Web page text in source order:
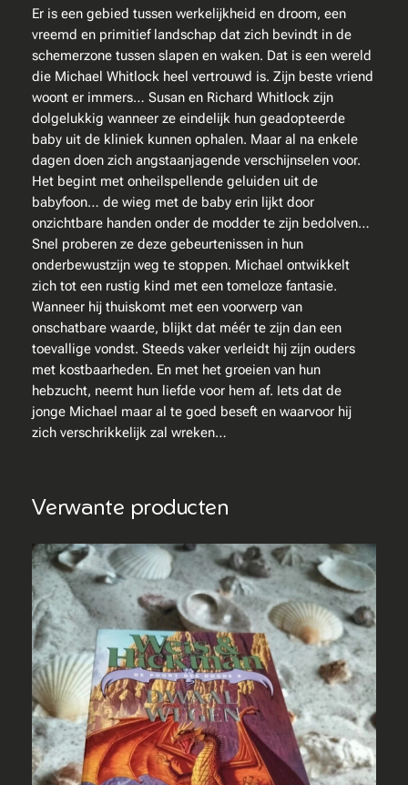
t
o
c
k
–
S
c
h
e
m
e
r
z
o
n
e
a
a
n
t
a
Er is een gebied tussen werkelijkheid en droom, een
vreemd en primitief landschap dat zich bevindt in de
schemerzone tussen slapen en waken. Dat is een wereld
die Michael Whitlock heel vertrouwd is. Zijn beste vriend
woont er immers… Susan en Richard Whitlock zijn
dolgelukkig wanneer ze eindelijk hun geadopteerde
baby uit de kliniek kunnen ophalen. Maar al na enkele
dagen doen zich angstaanjagende verschijnselen voor.
Het begint met onheilspellende geluiden uit de
babyfoon… de wieg met de baby erin lijkt door
onzichtbare handen onder de modder te zijn bedolven…
Snel proberen ze deze gebeurtenissen in hun
onderbewustzijn weg te stoppen. Michael ontwikkelt
zich tot een rustig kind met een tomeloze fantasie.
Wanneer hij thuiskomt met een voorwerp van
onschatbare waarde, blijkt dat méér te zijn dan een
toevallige vondst. Steeds vaker verleidt hij zijn ouders
met kostbaarheden. En met het groeien van hun
hebzucht, neemt hun liefde voor hem af. Iets dat de
jonge Michael maar al te goed beseft en waarvoor hij
zich verschrikkelijk zal wreken…
Verwante producten